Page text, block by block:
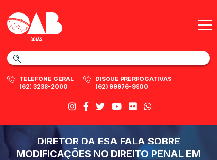
TELEFONE GERAL
(62) 3238-2000
DISQUE PRERROGATIVAS
(62) 99976-9900
DIRETOR DA ESA FALA SOBRE
MODIFICAÇÕES NO DIREITO PENAL EM